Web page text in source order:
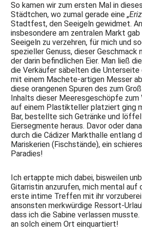
-
Was
wird
werden?
2025
-
Kaum
noch
Hoffnung!
2024
-
Düstere
Aussichten
...
2023
-
Verbote
und
Gebote
...
2022
-
So kamen wir zum ersten Mal in
Städtchen, wo zumal gerade eine
Stadtfest, den Seeigeln gewidmet.
insbesondere am zentralen Markt
Seeigeln zu verzehren, für mich und
spezieller Genuss, dieser Geschmack
der darin befindlichen Eier. Man ließ
die Verkäufer säbelten die Unterseite
mit einem Machete-artigen Messer
diese orangenen Spuren des zum
Inhalts dieser Meeresgeschöpfe zum
auf einem Plastikteller platziert ging
Bar, bestellte sich Getränke und
Eiersegmente heraus. Davor oder
durch die Cádizer Markthalle entlang
Mariskerien (Fischstände), ein
Paradies!
Ich ertappte mich dabei, bisweilen
Gitarristin anzurufen, mich mental auf
erste intime Treffen mit ihr
ansonsten merkwürdige Ressort-
dass ich die Sabine verlassen
an solch einem Ort einquartiert!